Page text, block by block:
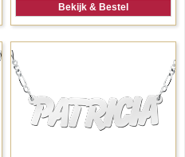
Bekijk & Bestel